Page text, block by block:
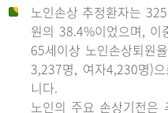
노인손상 추정환자는
원의 38.4%이었으며, 이
65세이상 노인손상퇴원
3,237명, 여자4,230명)
니다.
노인의 주요 손상기전은